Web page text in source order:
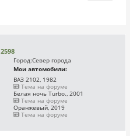
2598
Город:Север города
Мои автомобили:
ВАЗ 2102, 1982
Тема на форуме
Белая ночь Turbo., 2001
Тема на форуме
Оранжевый, 2019
Тема на форуме